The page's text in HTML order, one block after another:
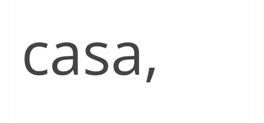
casa,